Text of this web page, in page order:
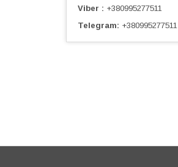
Viber
+380995277511
Telegram
+380995277511